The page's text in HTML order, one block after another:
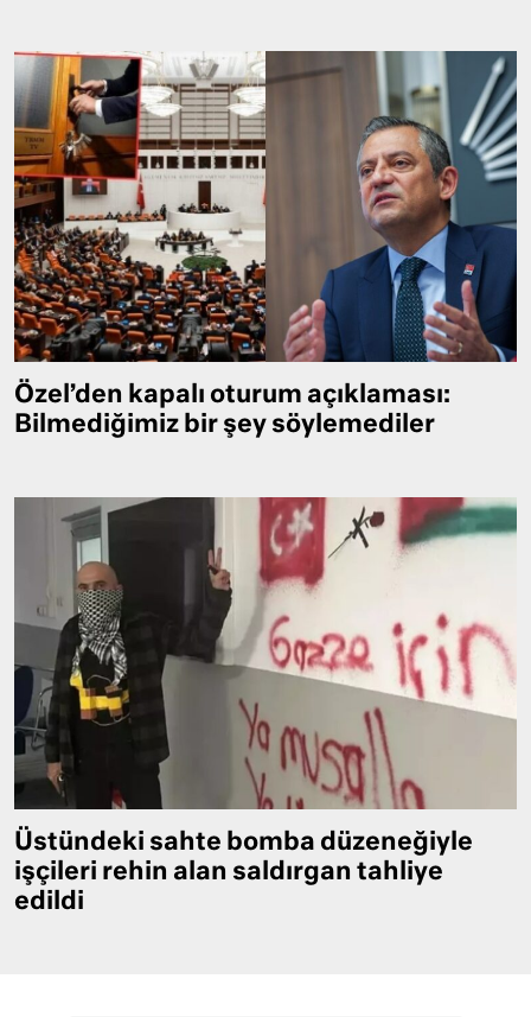
Özel’den kapalı oturum açıklaması:
Bilmediğimiz bir şey söylemediler
Üstündeki sahte bomba düzeneğiyle
işçileri rehin alan saldırgan tahliye
edildi